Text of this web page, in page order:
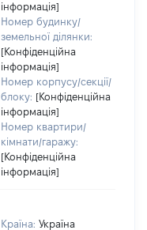
інформація]
Номер будинку/
земельної ділянки:
[Конфіденційна
інформація]
Номер корпусу/секції/
блоку: [Конфіденційна
інформація]
Номер квартири/
кімнати/гаражу:
[Конфіденційна
інформація]
Країна: Україна